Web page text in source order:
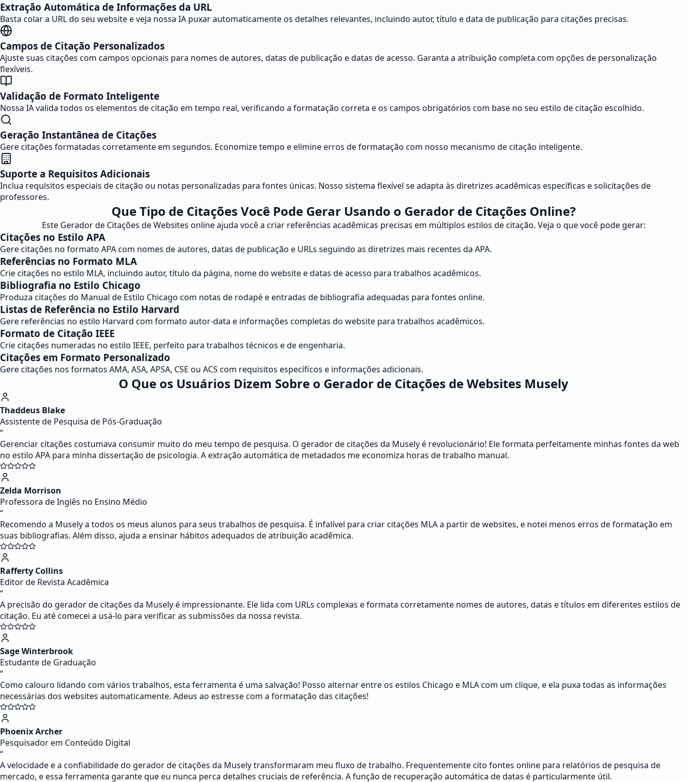
Extração Automática de Informações da URL
Basta colar a URL do seu website e veja nossa IA puxar automaticamente os detalhes relevantes, incluindo autor, título e data de publicação para citações precisas.
Campos de Citação Personalizados
Ajuste suas citações com campos opcionais para nomes de autores, datas de publicação e datas de acesso. Garanta a atribuição completa com opções de personalização
flexíveis.
Validação de Formato Inteligente
Nossa IA valida todos os elementos de citação em tempo real, verificando a formatação correta e os campos obrigatórios com base no seu estilo de citação escolhido.
Geração Instantânea de Citações
Gere citações formatadas corretamente em segundos. Economize tempo e elimine erros de formatação com nosso mecanismo de citação inteligente.
Suporte a Requisitos Adicionais
Inclua requisitos especiais de citação ou notas personalizadas para fontes únicas. Nosso sistema flexível se adapta às diretrizes acadêmicas específicas e solicitações de
professores.
Que Tipo de Citações Você Pode Gerar Usando o Gerador de Citações Online?
Este Gerador de Citações de Websites online ajuda você a criar referências acadêmicas precisas em múltiplos estilos de citação. Veja o que você pode gerar:
Citações no Estilo APA
Gere citações no formato APA com nomes de autores, datas de publicação e URLs seguindo as diretrizes mais recentes da APA.
Referências no Formato MLA
Crie citações no estilo MLA, incluindo autor, título da página, nome do website e datas de acesso para trabalhos acadêmicos.
Bibliografia no Estilo Chicago
Produza citações do Manual de Estilo Chicago com notas de rodapé e entradas de bibliografia adequadas para fontes online.
Listas de Referência no Estilo Harvard
Gere referências no estilo Harvard com formato autor-data e informações completas do website para trabalhos acadêmicos.
Formato de Citação IEEE
Crie citações numeradas no estilo IEEE, perfeito para trabalhos técnicos e de engenharia.
Citações em Formato Personalizado
Gere citações nos formatos AMA, ASA, APSA, CSE ou ACS com requisitos específicos e informações adicionais.
O Que os Usuários Dizem Sobre o Gerador de Citações de Websites Musely
Thaddeus Blake
Assistente de Pesquisa de Pós-Graduação
“
Gerenciar citações costumava consumir muito do meu tempo de pesquisa. O gerador de citações da Musely é revolucionário! Ele formata perfeitamente minhas fontes da web
no estilo APA para minha dissertação de psicologia. A extração automática de metadados me economiza horas de trabalho manual.
Zelda Morrison
Professora de Inglês no Ensino Médio
“
Recomendo a Musely a todos os meus alunos para seus trabalhos de pesquisa. É infalível para criar citações MLA a partir de websites, e notei menos erros de formatação em
suas bibliografias. Além disso, ajuda a ensinar hábitos adequados de atribuição acadêmica.
Rafferty Collins
Editor de Revista Acadêmica
“
A precisão do gerador de citações da Musely é impressionante. Ele lida com URLs complexas e formata corretamente nomes de autores, datas e títulos em diferentes estilos de
citação. Eu até comecei a usá-lo para verificar as submissões da nossa revista.
Sage Winterbrook
Estudante de Graduação
“
Como calouro lidando com vários trabalhos, esta ferramenta é uma salvação! Posso alternar entre os estilos Chicago e MLA com um clique, e ela puxa todas as informações
necessárias dos websites automaticamente. Adeus ao estresse com a formatação das citações!
Phoenix Archer
Pesquisador em Conteúdo Digital
“
A velocidade e a confiabilidade do gerador de citações da Musely transformaram meu fluxo de trabalho. Frequentemente cito fontes online para relatórios de pesquisa de
mercado, e essa ferramenta garante que eu nunca perca detalhes cruciais de referência. A função de recuperação automática de datas é particularmente útil.